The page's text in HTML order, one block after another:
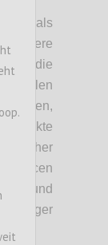
als
die
spielen
en,
und
weniger